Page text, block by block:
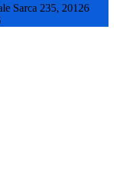
Sarca 235, 20126